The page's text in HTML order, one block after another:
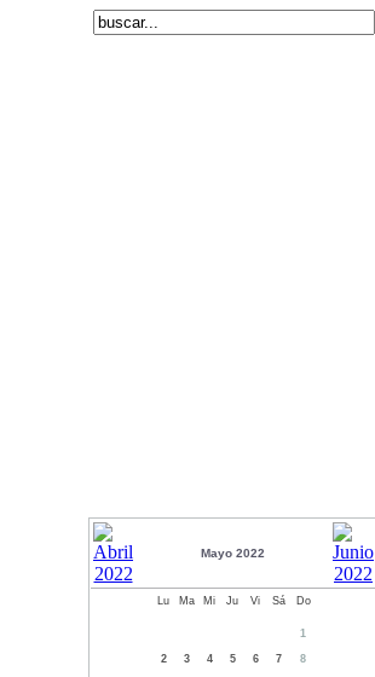
Mayo 2022
Lu Ma Mi Ju Vi Sá Do
1
2 3 4 5 6 7 8